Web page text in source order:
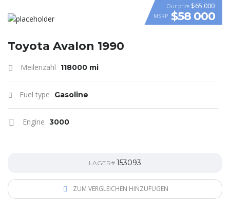
VIDEO
Our price $65 000
MSRP $58 000
Toyota Avalon 1990
Meilenzahl 118000 mi
Fuel type Gasoline
Engine 3000
LAGER# 153093
ZUM VERGLEICHEN HINZUFÜGEN